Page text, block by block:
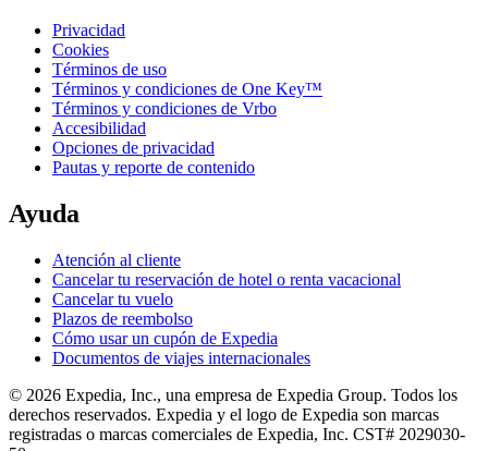
Privacidad
Cookies
Términos de uso
Términos y condiciones de One Key™
Términos y condiciones de Vrbo
Accesibilidad
Opciones de privacidad
Pautas y reporte de contenido
Ayuda
Atención al cliente
Cancelar tu reservación de hotel o renta vacacional
Cancelar tu vuelo
Plazos de reembolso
Cómo usar un cupón de Expedia
Documentos de viajes internacionales
© 2026 Expedia, Inc., una empresa de Expedia Group. Todos los
derechos reservados. Expedia y el logo de Expedia son marcas
registradas o marcas comerciales de Expedia, Inc. CST# 2029030-